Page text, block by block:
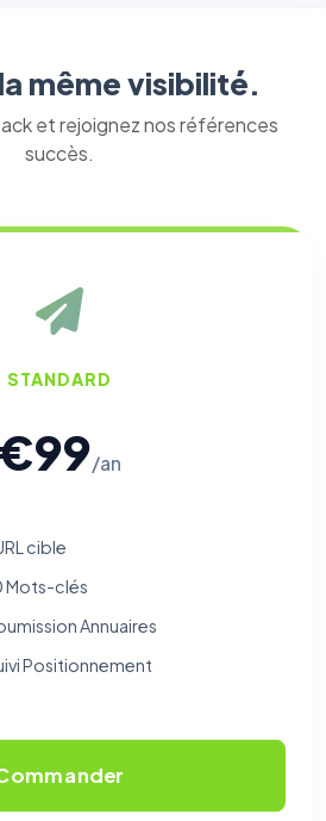
même visibilité.
et rejoignez nos références
succès.
STANDARD
€99/an
cible
Mots-clés
Annuaires
Positionnement